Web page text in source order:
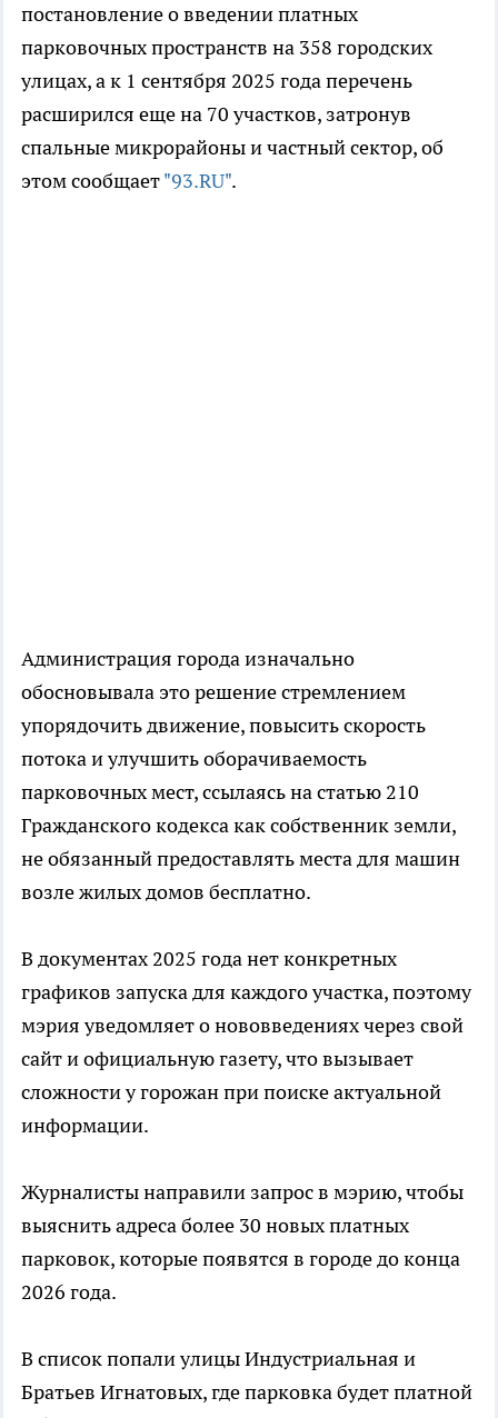
постановление о введении платных
парковочных пространств на 358 городских
улицах, а к 1 сентября 2025 года перечень
расширился еще на 70 участков, затронув
спальные микрорайоны и частный сектор, об
этом сообщает"93.RU".
Администрация города изначально
обосновывала это решение стремлением
упорядочить движение, повысить скорость
потока и улучшить оборачиваемость
парковочных мест, ссылаясь на статью 210
Гражданского кодекса как собственник земли,
не обязанный предоставлять места для машин
возле жилых домов бесплатно.
В документах 2025 года нет конкретных
графиков запуска для каждого участка, поэтому
мэрия уведомляет о нововведениях через свой
сайт и официальную газету, что вызывает
сложности у горожан при поиске актуальной
информации.
Журналисты направили запрос в мэрию, чтобы
выяснить адреса более 30 новых платных
парковок, которые появятся в городе до конца
2026 года.
В список попали улицы Индустриальная и
Братьев Игнатовых, где парковка будет платной